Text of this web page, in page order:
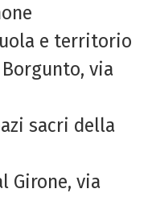
e territorio
via
sacri della
Girone, via